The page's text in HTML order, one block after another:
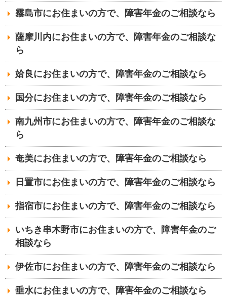
霧島市にお住まいの方で、障害年金のご相談なら
薩摩川内にお住まいの方で、障害年金のご相談な
ら
姶良にお住まいの方で、障害年金のご相談なら
国分にお住まいの方で、障害年金のご相談なら
南九州市にお住まいの方で、障害年金のご相談な
ら
奄美にお住まいの方で、障害年金のご相談なら
日置市にお住まいの方で、障害年金のご相談なら
指宿市にお住まいの方で、障害年金のご相談なら
いちき串木野市にお住まいの方で、障害年金のご
相談なら
伊佐市にお住まいの方で、障害年金のご相談なら
垂水にお住まいの方で、障害年金のご相談なら